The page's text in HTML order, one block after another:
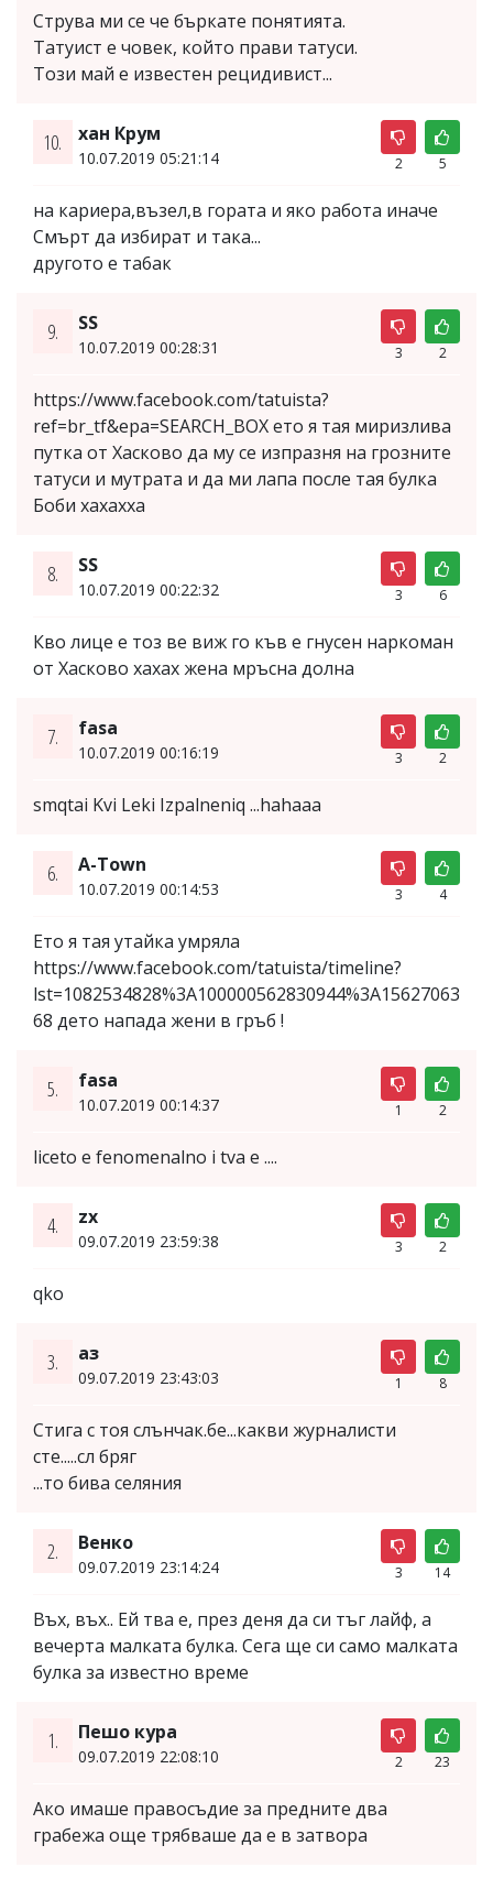
Струва ми се че бъркате понятията.
Татуист е човек, който прави татуси.
Този май е известен рецидивист...
10. хан Крум
10.07.2019 05:21:14 2 5
на кариера,възел,в гората и яко работа иначе
Смърт да избират и така...
другото е та6ак
9. SS
10.07.2019 00:28:31 3 2
https://www.facebook.com/tatuista?
ref=br_tf&epa=SEARCH_BOX ето я тая миризлива
путка от Хасково да му се изпразня на грозните
татуси и мутрата и да ми лапа после тая булка
Боби хахахха
8. SS
10.07.2019 00:22:32 3 6
Кво лице е тоз ве виж го къв е гнусен наркоман
от Хасково хахах жена мръсна долна
7. fasa
10.07.2019 00:16:19 3 2
smqtai Kvi Leki Izpalneniq ...hahaaa
6. A-Town
10.07.2019 00:14:53 3 4
Ето я тая утайка умряла
https://www.facebook.com/tatuista/timeline?
lst=1082534828%3A100000562830944%3A15627063
68 дето напада жени в гръб !
5. fasa
10.07.2019 00:14:37 1 2
liceto e fenomenalno i tva e ....
4. zx
09.07.2019 23:59:38 3 2
qko
3. аз
09.07.2019 23:43:03 1 8
Стига с тоя слънчак.бе...какви журналисти
сте.....сл бряг
...то бива селяния
2. Венко
09.07.2019 23:14:24 3 14
Въх, въх.. Ей тва е, през деня да си тъг лайф, а
вечерта малката булка. Сега ще си само малката
булка за известно време
1. Пешо кура
09.07.2019 22:08:10 2 23
Ако имаше правосъдие за предните два
грабежа още трябваше да е в затвора